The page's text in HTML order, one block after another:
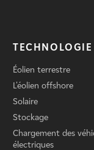
TECHNOLOGIE
Éolien terrestre
L'éolien offshore
Solaire
Stockage
Chargement des
électriques